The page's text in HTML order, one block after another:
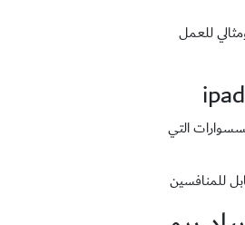
للعمل
التي
للمنافسين